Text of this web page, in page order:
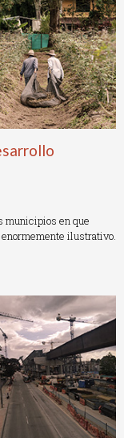
municipios en que
ilustrativo.